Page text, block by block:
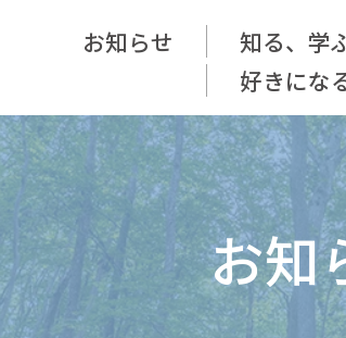
お知らせ 知る、学
好きにな
お知